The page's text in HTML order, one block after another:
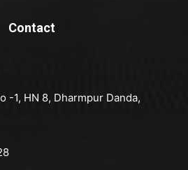
Contact
-1, HN 8, Dharmpur Danda,